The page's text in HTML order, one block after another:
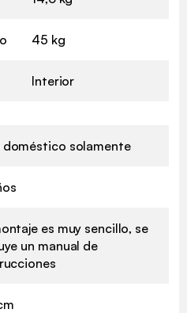
45 kg
Interior
doméstico solamente
es muy sencillo, se
un manual de